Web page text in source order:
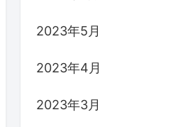
2023年5月
2023年4月
2023年3月